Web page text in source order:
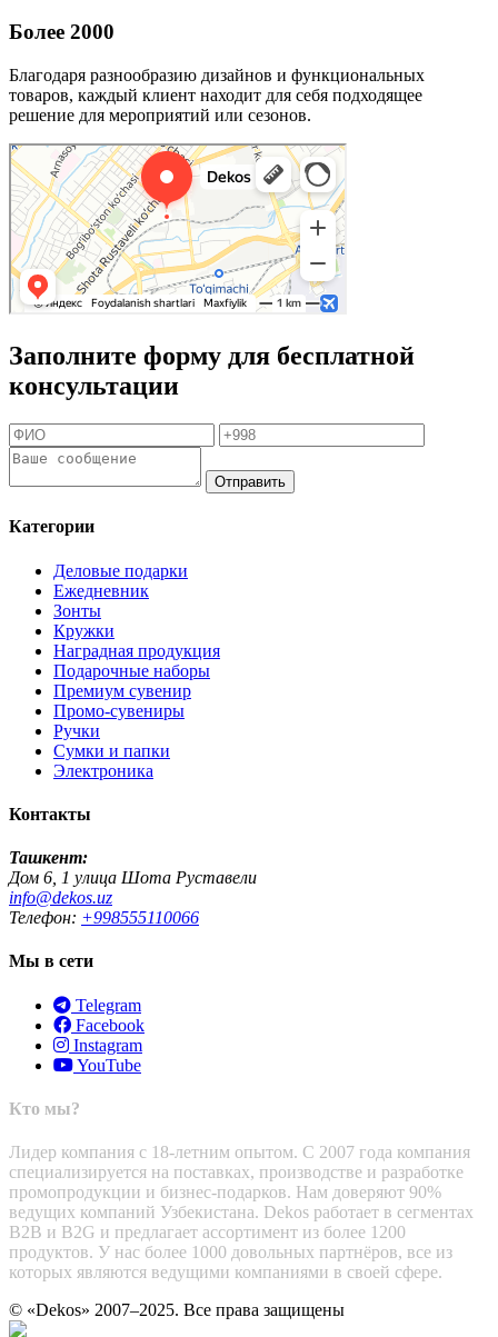
Более 2000
Благодаря разнообразию дизайнов и функциональных
товаров, каждый клиент находит для себя подходящее
решение для мероприятий или сезонов.
Заполните форму для бесплатной
консультации
Отправить
Категории
Деловые подарки
Ежедневник
Зонты
Кружки
Наградная продукция
Подарочные наборы
Премиум сувенир
Промо-сувениры
Ручки
Сумки и папки
Электроника
Контакты
Ташкент:
Дом 6, 1 улица Шота Руставели
info@dekos.uz
Телефон: +998555110066
Мы в сети
Telegram
Facebook
Instagram
YouTube
Кто мы?
Лидер компания с 18-летним опытом. С 2007 года компания
специализируется на поставках, производстве и разработке
промопродукции и бизнес-подарков. Нам доверяют 90%
ведущих компаний Узбекистана. Dekos работает в сегментах
B2B и B2G и предлагает ассортимент из более 1200
продуктов. У нас более 1000 довольных партнёров, все из
которых являются ведущими компаниями в своей сфере.
© «Dekos» 2007–2025. Все права защищены